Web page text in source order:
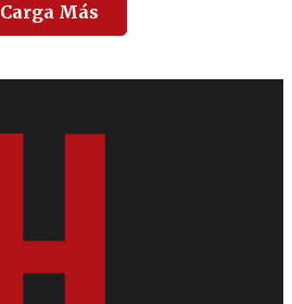
Carga Más